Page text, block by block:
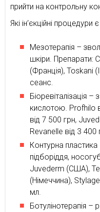
прийти на контрольну
Які ін’єкційні
Мезотерапія –
шкіри. Препарати:
(Франція), Toskani
сеанс.
Біоревіталізація
кислотою. Profhilo
від 7 500 грн,
Revanelle від 3 400
Контурна пластика
підборіддя,
Juvederm (США),
(Німеччина),
мл.
Ботулінотерапія –